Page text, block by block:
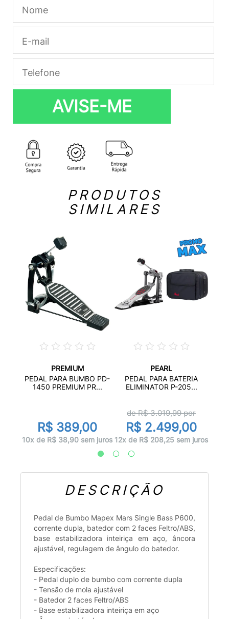
AVISE-ME
PRODUTOS
SIMILARES
PREMIUM
PEDAL PARA BUMBO PD-
1450 PREMIUM PR...
R$ 389,00
10x de R$ 38,90 sem juros
PEARL
PEDAL PARA BATERIA
ELIMINATOR P-205...
de R$3.019,99por
R$ 2.499,00
12x de R$ 208,25 sem juros
DESCRIÇÃO
Pedal de Bumbo Mapex Mars Single Bass P600,
corrente dupla, batedor com 2 faces Feltro/ABS,
base estabilizadora inteiriça em aço, âncora
ajustável, regulagem de ângulo do batedor.
Especificações:
- Pedal duplo de bumbo com corrente dupla
- Tensão de mola ajustável
- Batedor 2 faces Feltro/ABS
- Base estabilizadora inteiriça em aço